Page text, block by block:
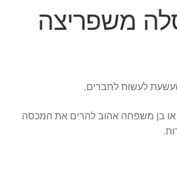
משפריצה
לעשות לחברים.
בן משפחה אהוב להרים את המכסה